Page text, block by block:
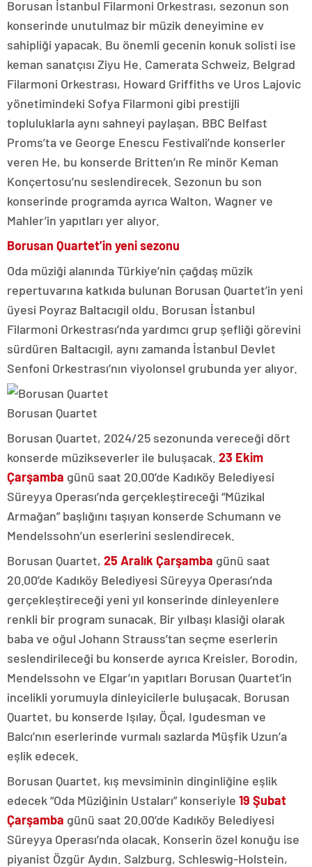
Borusan İstanbul Filarmoni Orkestrası, sezonun son
konserinde unutulmaz bir müzik deneyimine ev
sahipliği yapacak. Bu önemli gecenin konuk solisti ise
keman sanatçısı Ziyu He. Camerata Schweiz, Belgrad
Filarmoni Orkestrası, Howard Griffiths ve Uros Lajovic
yönetimindeki Sofya Filarmoni gibi prestijli
topluluklarla aynı sahneyi paylaşan, BBC Belfast
Proms’ta ve George Enescu Festivali’nde konserler
veren He, bu konserde Britten’ın Re minör Keman
Konçertosu’nu seslendirecek. Sezonun bu son
konserinde programda ayrıca Walton, Wagner ve
Mahler’in yapıtları yer alıyor.
Borusan Quartet’in yeni sezonu
Oda müziği alanında Türkiye’nin çağdaş müzik
repertuvarına katkıda bulunan Borusan Quartet’in yeni
üyesi Poyraz Baltacıgil oldu. Borusan İstanbul
Filarmoni Orkestrası’nda yardımcı grup şefliği görevini
sürdüren Baltacıgil, aynı zamanda İstanbul Devlet
Senfoni Orkestrası’nın viyolonsel grubunda yer alıyor.
Borusan Quartet
Borusan Quartet, 2024/25 sezonunda vereceği dört
konserde müzikseverler ile buluşacak. 23 Ekim
Çarşamba günü saat 20.00’de Kadıköy Belediyesi
Süreyya Operası’nda gerçekleştireceği “Müzikal
Armağan” başlığını taşıyan konserde Schumann ve
Mendelssohn’un eserlerini seslendirecek.
Borusan Quartet, 25 Aralık Çarşamba günü saat
20.00’de Kadıköy Belediyesi Süreyya Operası’nda
gerçekleştireceği yeni yıl konserinde dinleyenlere
renkli bir program sunacak. Bir yılbaşı klasiği olarak
baba ve oğul Johann Strauss’tan seçme eserlerin
seslendirileceği bu konserde ayrıca Kreisler, Borodin,
Mendelssohn ve Elgar’ın yapıtları Borusan Quartet’in
incelikli yorumuyla dinleyicilerle buluşacak. Borusan
Quartet, bu konserde Işılay, Öçal, Igudesman ve
Balcı’nın eserlerinde vurmalı sazlarda Müşfik Uzun’a
eşlik edecek.
Borusan Quartet, kış mevsiminin dinginliğine eşlik
edecek “Oda Müziğinin Ustaları” konseriyle 19 Şubat
Çarşamba günü saat 20.00’de Kadıköy Belediyesi
Süreyya Operası’nda olacak. Konserin özel konuğu ise
piyanist Özgür Aydın. Salzburg, Schleswig-Holstein,